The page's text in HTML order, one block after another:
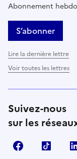
Abonnement
S’abonner
Lire la dernière lettre
Voir toutes les lettres
Suivez-nous
sur les
Facebook